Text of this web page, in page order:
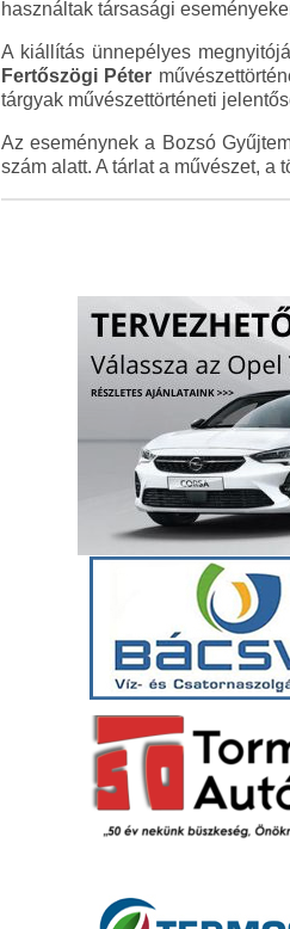
használtak társasági
A kiállítás ünnepélyes
Fertőszögi Péter
tárgyak művészettörténeti
Az eseménynek a Bozsó
szám alatt. A tárlat a művészet, a